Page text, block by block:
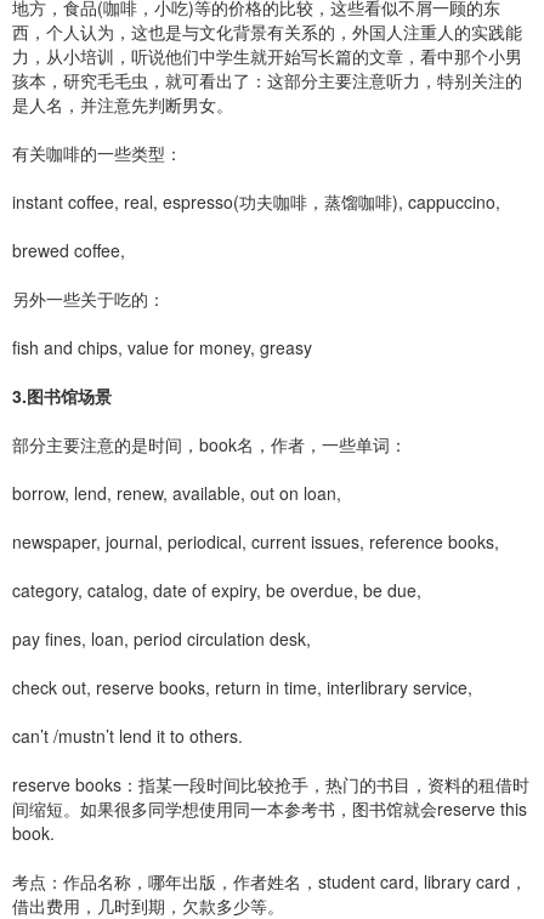
地方，食品(咖啡，小吃)等的价格的比较，这些看似不屑一顾的东
西，个人认为，这也是与文化背景有关系的，外国人注重人的实践能
力，从小培训，听说他们中学生就开始写长篇的文章，看中那个小男
孩本，研究毛毛虫，就可看出了：这部分主要注意听力，特别关注的
是人名，并注意先判断男女。
有关咖啡的一些类型：
instant coffee, real, espresso(功夫咖啡，蒸馏咖啡), cappuccino,
brewed coffee,
另外一些关于吃的：
fish and chips, value for money, greasy
3.图书馆场景
部分主要注意的是时间，book名，作者，一些单词：
borrow, lend, renew, available, out on loan,
newspaper, journal, periodical, current issues, reference books,
category, catalog, date of expiry, be overdue, be due,
pay fines, loan, period circulation desk,
check out, reserve books, return in time, interlibrary service,
can’t /mustn’t lend it to others.
reserve books：指某一段时间比较抢手，热门的书目，资料的租借时
间缩短。如果很多同学想使用同一本参考书，图书馆就会reserve this
book.
考点：作品名称，哪年出版，作者姓名，student card, library card，
借出费用，几时到期，欠款多少等。